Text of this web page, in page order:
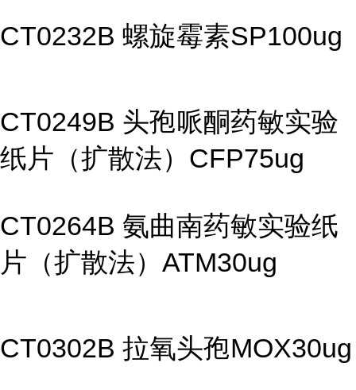
CT0232B 螺旋霉素SP100ug
CT0249B 头孢哌酮药敏实验
纸片（扩散法）CFP75ug
CT0264B 氨曲南药敏实验纸
片（扩散法）ATM30ug
CT0302B 拉氧头孢MOX30ug